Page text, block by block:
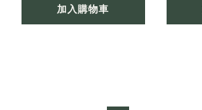
加入購物車